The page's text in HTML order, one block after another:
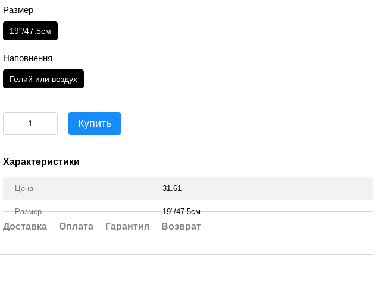
Размер
19"/47.5см
Наповнення
Гелий или воздух
Купить
Характеристики
Цена 31.61
Размер 19"/47.5см
Доставка Оплата Гарантия Возврат